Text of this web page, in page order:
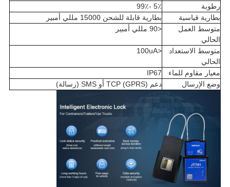
رطوبة
5٪ -99٪
بطارية قياسية
بطارية قابلة للشحن 15000 مللي أمبير
متوسط ​​العمل
الحالي
<90 مللي أمبير
متوسط ​​الاستعداد
الحالي
<100uA
معيار مقاوم للماء
IP67
وضع الإرسال
دعم TCP (GPRS) أو SMS (رسالة)